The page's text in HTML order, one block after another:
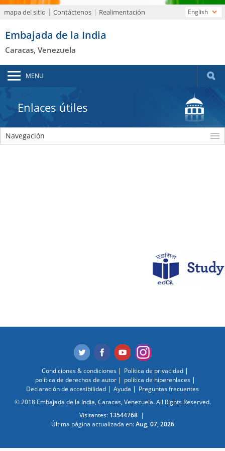
mapa del sitio Contáctenos Realimentación
Embajada de la India
Caracas, Venezuela
English
MENU
Enlaces útiles
Navegación
Condiciones & condiciones
Política de privacidad
política de derechos de autor
política de hiperenlaces
Declaración de accesibilidad
Ayuda
Preguntas frecuentes
© 2018 Embajada de la India, Caracas, Venezuela. All Rights Reserved.
Visitantes: 13544768 |
Última página actualizada en:Aug, 07, 2026